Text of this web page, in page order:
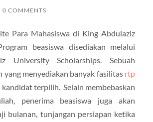
0 COMMENTS
Para Mahasiswa di King Abdulaziz
beasiswa disediakan melalui
University Scholarships. Sebuah
yang menyediakan banyak fasilitas rtp
kandidat terpilih. Selain membebaskan
penerima beasiswa juga akan
bulanan, tunjangan persiapan ketika